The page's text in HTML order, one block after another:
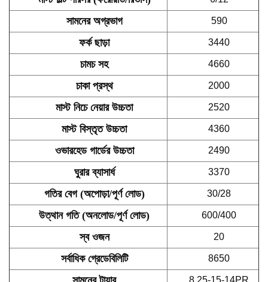
সামনের অগ্রভাগ 590
ফর্ক ছাড়া 3440
চামচ সহ 4660
চাকা প্রস্থ 2000
মাস্ট নিচে নেয়ার উচ্চতা 2520
মাস্ট বিস্তৃত উচ্চতা 4360
ওভারহেড গার্ডের উচ্চতা 2490
ঘুরার ব্যাসার্ধ 3370
গতির বেগ (অপোড়া/পূর্ণ লোড) 30/28
উত্থান গতি (অনলোড/পূর্ণ লোড) 600/400
স্ব ওজন 20
সর্বাধিক গ্রেডেবিলিটি 8650